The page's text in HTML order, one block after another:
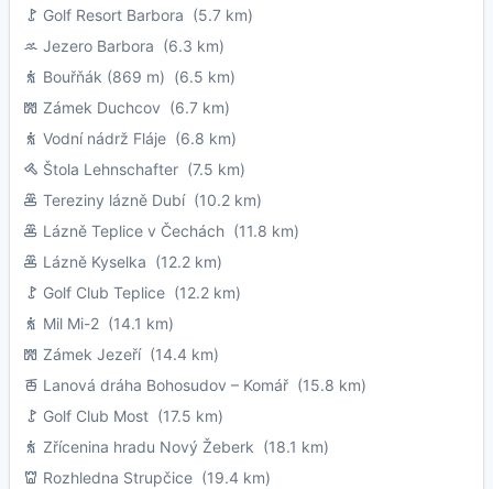
Golf Resort Barbora (5.7 km)
Jezero Barbora (6.3 km)
Bouřňák (869 m) (6.5 km)
Zámek Duchcov (6.7 km)
Vodní nádrž Fláje (6.8 km)
Štola Lehnschafter (7.5 km)
Tereziny lázně Dubí(10.2 km)
Lázně Teplice v Čechách (11.8 km)
Lázně Kyselka (12.2 km)
Golf Club Teplice (12.2 km)
Mil Mi-2 (14.1 km)
Zámek Jezeří(14.4 km)
Lanová dráha Bohosudov – Komář (15.8 km)
Golf Club Most (17.5 km)
Zřícenina hradu Nový Žeberk (18.1 km)
Rozhledna Strupčice (19.4 km)